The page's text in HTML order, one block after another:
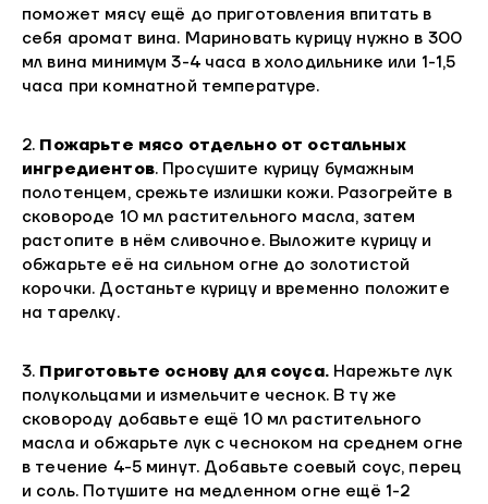
поможет мясу ещё до приготовления впитать в
себя аромат вина. Мариновать курицу нужно в 300
мл вина минимум 3-4 часа в холодильнике или 1-1,5
часа при комнатной температуре.
2. Пожарьте мясо отдельно от остальных
ингредиентов. Просушите курицу бумажным
полотенцем, срежьте излишки кожи. Разогрейте в
сковороде 10 мл растительного масла, затем
растопите в нём сливочное. Выложите курицу и
обжарьте её на сильном огне до золотистой
корочки. Достаньте курицу и временно положите
на тарелку.
3. Приготовьте основу для соуса.Нарежьте лук
полукольцами и измельчите чеснок. В ту же
сковороду добавьте ещё 10 мл растительного
масла и обжарьте лук с чесноком на среднем огне
в течение 4-5 минут. Добавьте соевый соус, перец
и соль. Потушите на медленном огне ещё 1-2